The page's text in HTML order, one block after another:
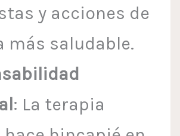
y acciones de
más saludable.
: La terapia